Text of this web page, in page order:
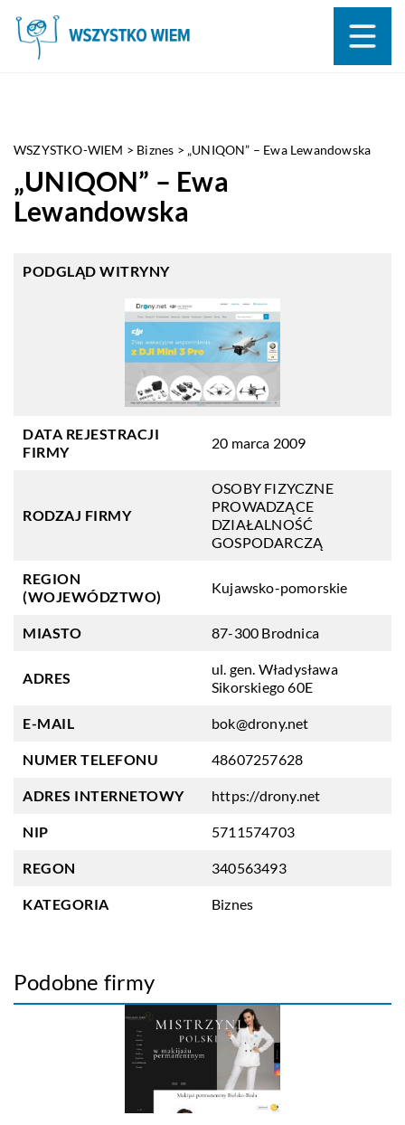
WSZYSTKO-WIEM > Biznes > „UNIQON” – Ewa Lewandowska
„UNIQON” – Ewa
Lewandowska
PODGLĄD WITRYNY
DATA REJESTRACJI
FIRMY
20 marca 2009
RODZAJ FIRMY
OSOBY FIZYCZNE
PROWADZĄCE
DZIAŁALNOŚĆ
GOSPODARCZĄ
REGION
(WOJEWÓDZTWO)
Kujawsko-pomorskie
MIASTO 87-300 Brodnica
ADRES
ul. gen. Władysława
Sikorskiego 60E
E-MAIL bok@drony.net
NUMER TELEFONU 48607257628
ADRES INTERNETOWY https://drony.net
NIP 5711574703
REGON 340563493
KATEGORIA Biznes
Podobne firmy